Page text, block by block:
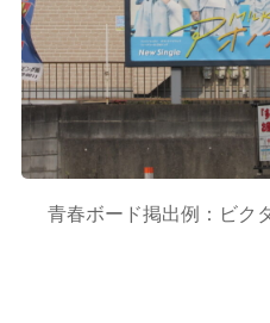
青春ボード掲出例：ビク